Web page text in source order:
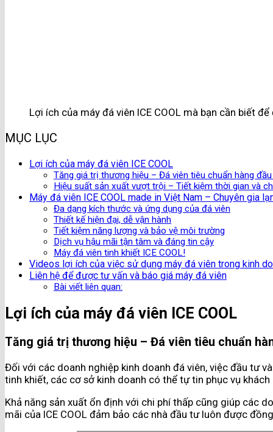
Lợi ích của máy đá viên ICE COOL mà bạn cần biết
MỤC LỤC
Lợi ích của máy đá viên ICE COOL
Tăng giá trị thương hiệu – Đá viên tiêu chuẩn hàng
Hiệu suất sản xuất vượt trội – Tiết kiệm thời gian và
Máy đá viên ICE COOL made in Việt Nam – Chuyên gia
Đa dạng kích thước và ứng dụng của đá viên
Thiết kế hiện đại, dễ vận hành
Tiết kiệm năng lượng và bảo vệ môi trường
Dịch vụ hậu mãi tận tâm và đáng tin cậy
Máy đá viên tinh khiết ICE COOL!
Videos lợi ích của việc sử dụng máy đá viên trong kinh
Liên hệ để được tư vấn và báo giá máy đá viên
Bài viết liên quan:
Lợi ích của máy đá viên ICE COOL
Tăng giá trị thương hiệu – Đá viên tiêu chuẩn
Đối với các doanh nghiệp kinh doanh đá viên, việc đầu tư
tinh khiết, các cơ sở kinh doanh có thể tự tin phục vụ
Khả năng sản xuất ổn định với chi phí thấp cũng giúp các
mãi của ICE COOL đảm bảo các nhà đầu tư luôn được